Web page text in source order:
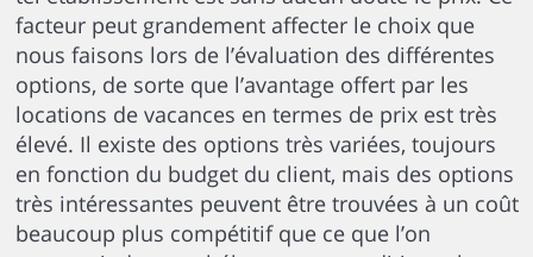
facteur peut grandement affecter le choix que
nous faisons lors de l’évaluation des différentes
options, de sorte que l’avantage offert par les
locations de vacances en termes de prix est très
élevé. Il existe des options très variées, toujours
en fonction du budget du client, mais des options
très intéressantes peuvent être trouvées à un coût
beaucoup plus compétitif que ce que l’on